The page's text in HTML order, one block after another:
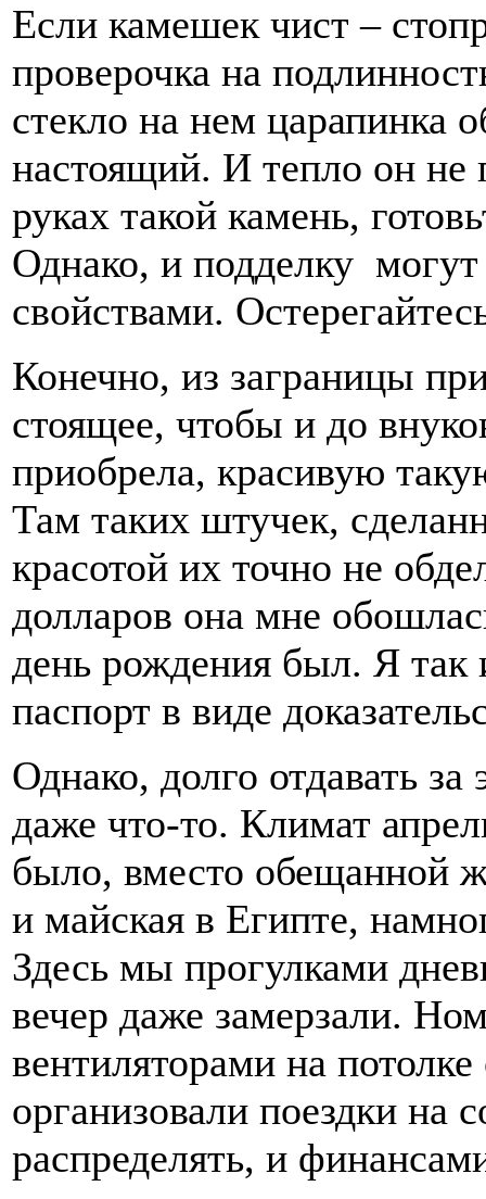
Если камешек чист –
проверочка на
стекло на нем царапинка
настоящий. И тепло он не
руках такой камень,
Однако, и подделку
свойствами.
Конечно, из заграницы
стоящее, чтобы и до
приобрела, красивую
Там таких штучек,
красотой их точно не
долларов она мне
день рождения был. Я так
паспорт в виде
Однако, долго отдавать за
даже что-то. Климат
было, вместо обещанной
и майская в Египте,
Здесь мы прогулками
вечер даже замерзали.
вентиляторами на
организовали поездки на
распределять, и